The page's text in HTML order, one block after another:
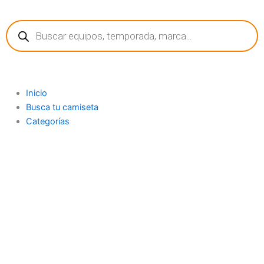
contenido
Búsqueda
de
productos
Inicio
Busca tu camiseta
Categorías